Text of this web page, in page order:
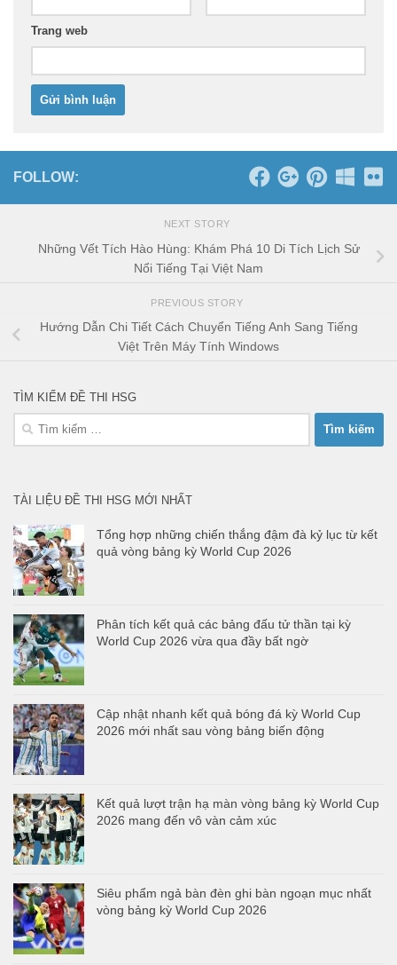
Trang web
FOLLOW:
NEXT STORY
Những Vết Tích Hào Hùng: Khám Phá 10 Di Tích Lịch Sử
Nổi Tiếng Tại Việt Nam
PREVIOUS STORY
Hướng Dẫn Chi Tiết Cách Chuyển Tiếng Anh Sang Tiếng
Việt Trên Máy Tính Windows
TÌM KIẾM ĐỀ THI HSG
Tìm
TÀI LIỆU ĐỀ THI HSG MỚI NHẤT
Tổng hợp những chiến thắng đậm đà kỷ lục từ kết
quả vòng bảng kỳ World Cup 2026
Phân tích kết quả các bảng đấu tử thần tại kỳ
World Cup 2026 vừa qua đầy bất ngờ
Cập nhật nhanh kết quả bóng đá kỳ World Cup
2026 mới nhất sau vòng bảng biến động
Kết quả lượt trận hạ màn vòng bảng kỳ World Cup
2026 mang đến vô vàn cảm xúc
Siêu phẩm ngả bàn đèn ghi bàn ngoạn mục nhất
vòng bảng kỳ World Cup 2026